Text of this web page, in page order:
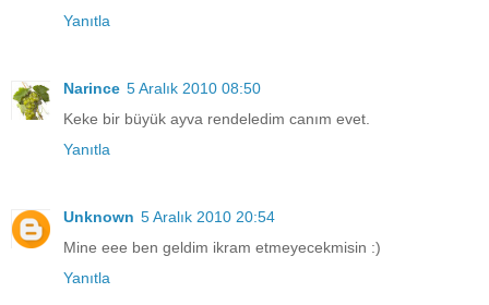
Yanıtla
Narince 5 Aralık 2010 08:50
Keke bir büyük ayva rendeledim canım evet.
Yanıtla
Unknown 5 Aralık 2010 20:54
Mine eee ben geldim ikram etmeyecekmisin :)
Yanıtla